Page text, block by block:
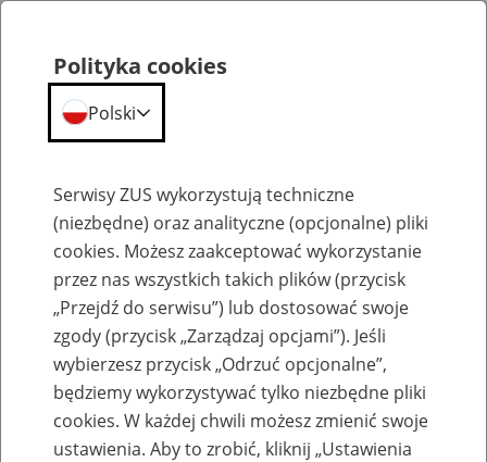
Praca w ZUS
Lista ofert pracy erecruiter jest tymczasowo niedostępny.
Polityka cookies
Polski
Serwisy ZUS wykorzystują techniczne
(niezbędne) oraz analityczne (opcjonalne) pliki
cookies. Możesz zaakceptować wykorzystanie
przez nas wszystkich takich plików (przycisk
„Przejdź do serwisu”) lub dostosować swoje
zgody (przycisk „Zarządzaj opcjami”). Jeśli
wybierzesz przycisk „Odrzuć opcjonalne”,
będziemy wykorzystywać tylko niezbędne pliki
cookies. W każdej chwili możesz zmienić swoje
ustawienia. Aby to zrobić, kliknij „Ustawienia